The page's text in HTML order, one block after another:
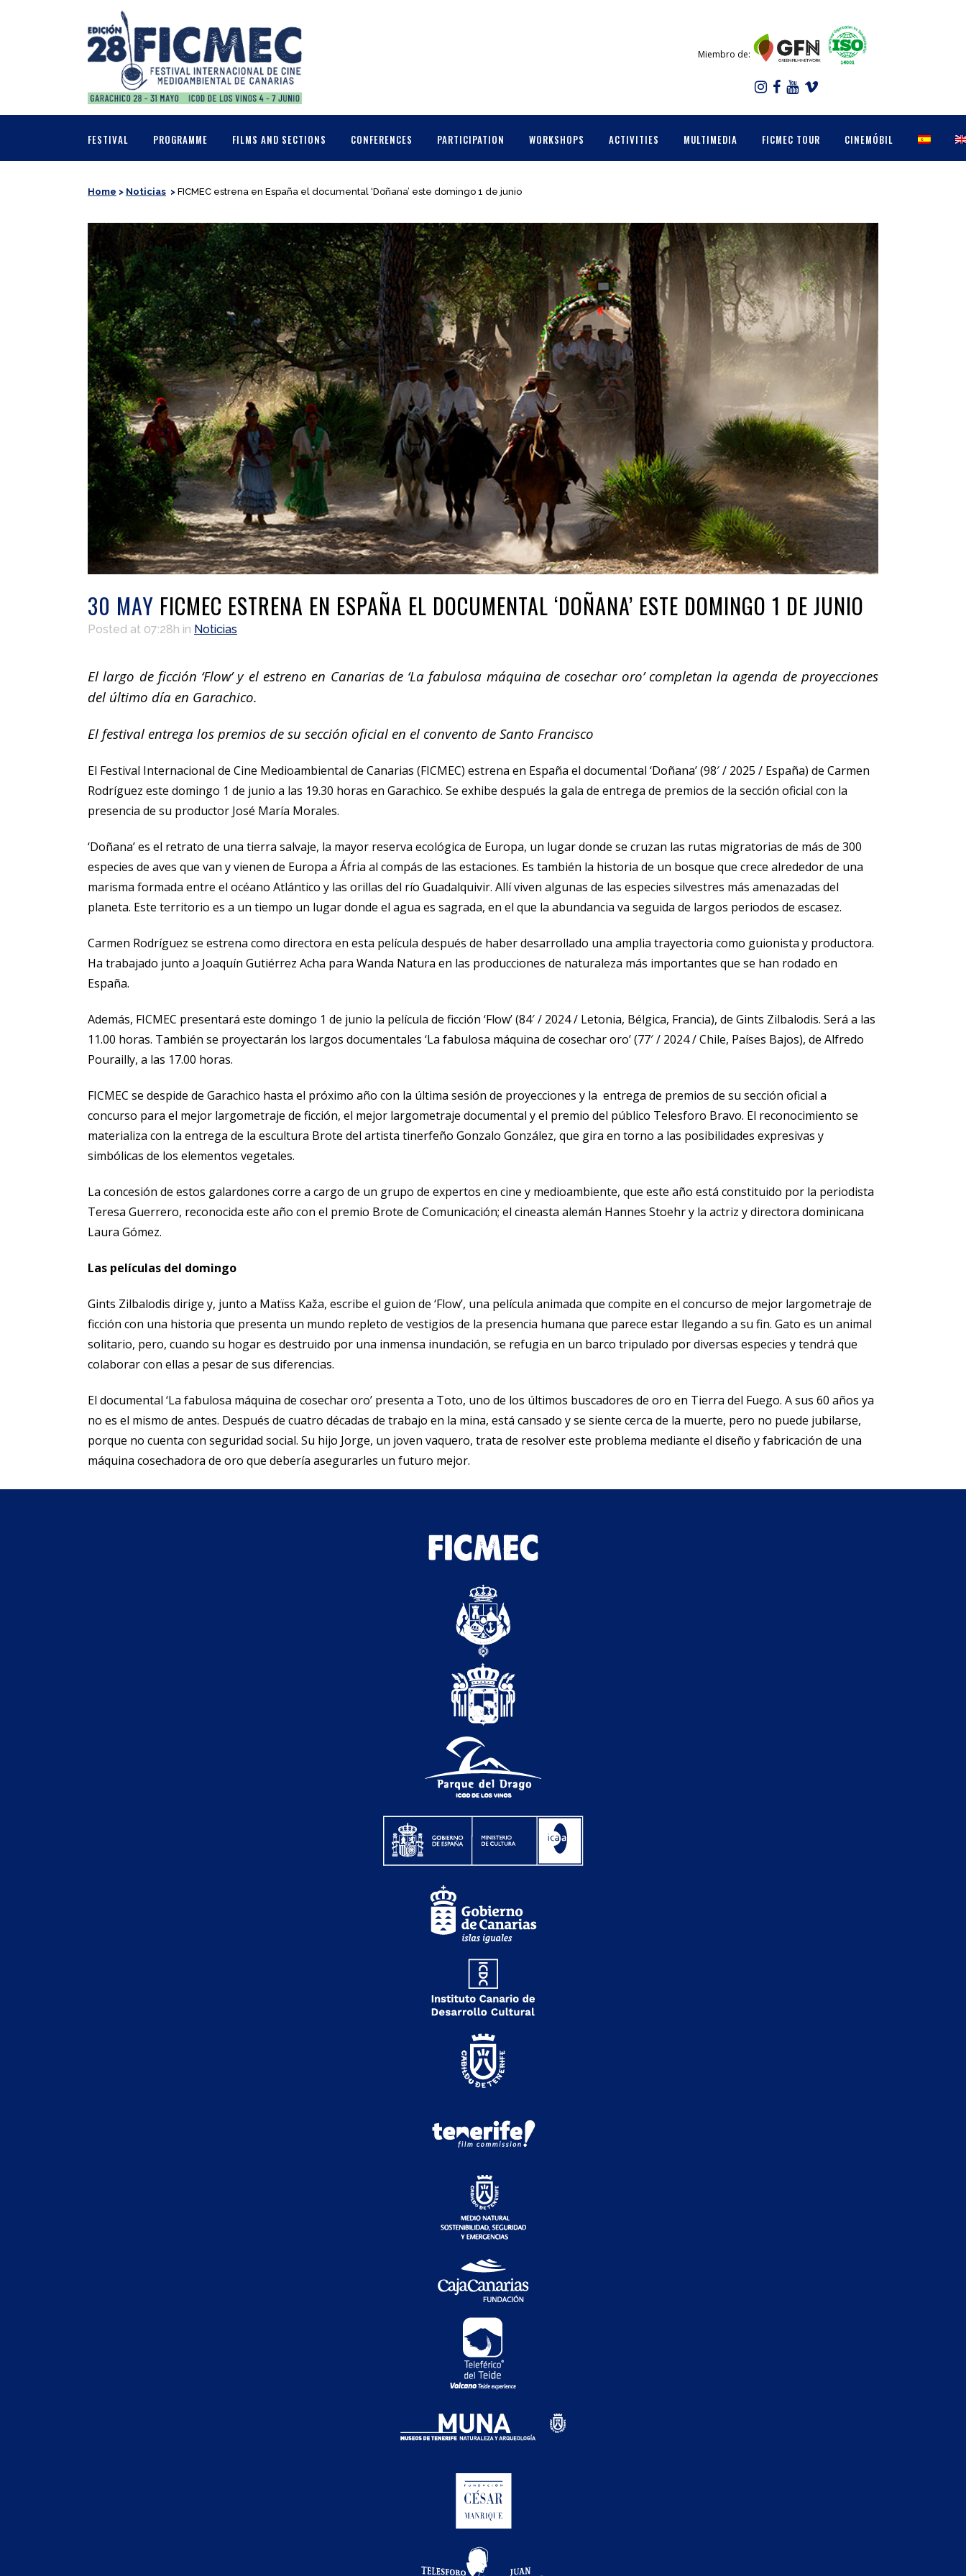
Miembro de:
FESTIVAL PROGRAMME FILMS AND SECTIONS CONFERENCES PARTICIPATION WORKSHOPS ACTIVITIES MULTIMEDIA FICMEC TOUR CINEMÓBIL
Home > Noticias > FICMEC estrena en España el documental ‘Doñana’ este domingo 1 de junio
30 MAY FICMEC ESTRENA EN ESPAÑA EL DOCUMENTAL ‘DOÑANA’ ESTE DOMINGO 1 DE JUNIO
Posted at 07:28h in Noticias
El largo de ficción ‘Flow’ y el estreno en Canarias de ‘La fabulosa máquina de cosechar oro’ completan la agenda de proyecciones
del último día en Garachico.
El festival entrega los premios de su sección oficial en el convento de Santo Francisco
El Festival Internacional de Cine Medioambiental de Canarias (FICMEC) estrena en España el documental ‘Doñana’ (98′ / 2025 / España) de Carmen
Rodríguez este domingo 1 de junio a las 19.30 horas en Garachico. Se exhibe después la gala de entrega de premios de la sección oficial con la
presencia de su productor José María Morales.
‘Doñana’ es el retrato de una tierra salvaje, la mayor reserva ecológica de Europa, un lugar donde se cruzan las rutas migratorias de más de 300
especies de aves que van y vienen de Europa a Áfria al compás de las estaciones. Es también la historia de un bosque que crece alrededor de una
marisma formada entre el océano Atlántico y las orillas del río Guadalquivir. Allí viven algunas de las especies silvestres más amenazadas del
planeta. Este territorio es a un tiempo un lugar donde el agua es sagrada, en el que la abundancia va seguida de largos periodos de escasez.
Carmen Rodríguez se estrena como directora en esta película después de haber desarrollado una amplia trayectoria como guionista y productora.
Ha trabajado junto a Joaquín Gutiérrez Acha para Wanda Natura en las producciones de naturaleza más importantes que se han rodado en
España.
Además, FICMEC presentará este domingo 1 de junio la película de ficción ‘Flow’ (84′ / 2024 / Letonia, Bélgica, Francia), de Gints Zilbalodis. Será a las
11.00 horas. También se proyectarán los largos documentales ‘La fabulosa máquina de cosechar oro’ (77′ / 2024 / Chile, Países Bajos), de Alfredo
Pourailly, a las 17.00 horas.
FICMEC se despide de Garachico hasta el próximo año con la última sesión de proyecciones y la entrega de premios de su sección oficial a
concurso para el mejor largometraje de ficción, el mejor largometraje documental y el premio del público Telesforo Bravo. El reconocimiento se
materializa con la entrega de la escultura Brote del artista tinerfeño Gonzalo González, que gira en torno a las posibilidades expresivas y
simbólicas de los elementos vegetales.
La concesión de estos galardones corre a cargo de un grupo de expertos en cine y medioambiente, que este año está constituido por la periodista
Teresa Guerrero, reconocida este año con el premio Brote de Comunicación; el cineasta alemán Hannes Stoehr y la actriz y directora dominicana
Laura Gómez.
Las películas del domingo
Gints Zilbalodis dirige y, junto a Matïss Kaža, escribe el guion de ‘Flow’, una película animada que compite en el concurso de mejor largometraje de
ficción con una historia que presenta un mundo repleto de vestigios de la presencia humana que parece estar llegando a su fin. Gato es un animal
solitario, pero, cuando su hogar es destruido por una inmensa inundación, se refugia en un barco tripulado por diversas especies y tendrá que
colaborar con ellas a pesar de sus diferencias.
El documental ‘La fabulosa máquina de cosechar oro’ presenta a Toto, uno de los últimos buscadores de oro en Tierra del Fuego. A sus 60 años ya
no es el mismo de antes. Después de cuatro décadas de trabajo en la mina, está cansado y se siente cerca de la muerte, pero no puede jubilarse,
porque no cuenta con seguridad social. Su hijo Jorge, un joven vaquero, trata de resolver este problema mediante el diseño y fabricación de una
máquina cosechadora de oro que debería asegurarles un futuro mejor.